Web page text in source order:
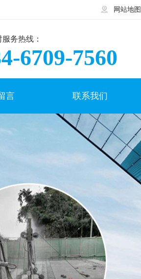
网站地图
服务热线：
6709-7560
言 联系我们